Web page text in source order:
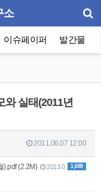
소
이슈페이퍼 발간물
와 실태(2011년
2011.06.07 12:00
1,689
).pdf (2.2M)
2013.0